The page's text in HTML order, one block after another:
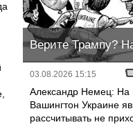
Верите Трампу?
03.08.2026 15:15
Александр Немец: На
Вашингтон Украине
рассчитывать не